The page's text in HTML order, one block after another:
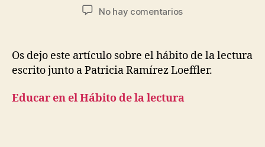
No hay comentarios
Os dejo este artículo sobre el hábito de la lectura
escrito junto a Patricia Ramírez Loeffler.
Educar en el Hábito de la lectura